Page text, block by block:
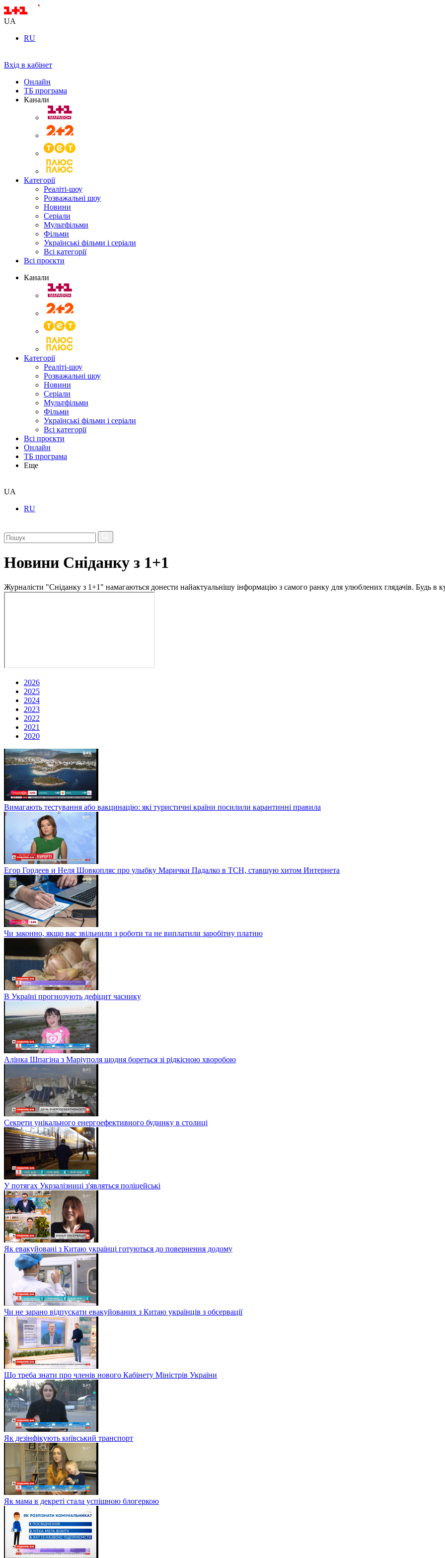
UA
RU
Вхід в кабінет
Онлайн
ТБ програма
Канали
Категорії
Реаліті-шоу
Розважальні шоу
Новини
Серіали
Мультфільми
Фільми
Українські фільми і серіали
Всі категорії
Всі проєкти
Канали
Категорії
Реаліті-шоу
Розважальні шоу
Новини
Серіали
Мультфільми
Фільми
Українські фільми і серіали
Всі категорії
Всі проєкти
Онлайн
ТБ програма
Еще
UA
RU
Новини Сніданку з 1+1
Журналісти "Сніданку з 1+1" намагаються донести найактуальнішу інформацію з самого ранку для улюблених глядачів. Будь в
2026
2025
2024
2023
2022
2021
2020
Вимагають тестування або вакцинацію: які туристичні країни посилили карантинні правила
Егор Гордеев и Неля Шовкопляс про улыбку Марички Падалко в ТСН, ставшую хитом Интернета
Чи законно, якщо вас звільнили з роботи та не виплатили заробітну платню
В Україні прогнозують дефіцит часнику
Алінка Шпагіна з Маріуполя щодня бореться зі рідкісною хворобою
Секрети унікального енергоефективного будинку в столиці
У потягах Укрзалізниці з'являться поліцейські
Як евакуйовані з Китаю українці готуються до повернення додому
Чи не зарано відпускати евакуйованих з Китаю українців з обсервації
Що треба знати про членів нового Кабінету Міністрів України
Як дезінфікують київський транспорт
Як мама в декреті стала успішною блогеркою